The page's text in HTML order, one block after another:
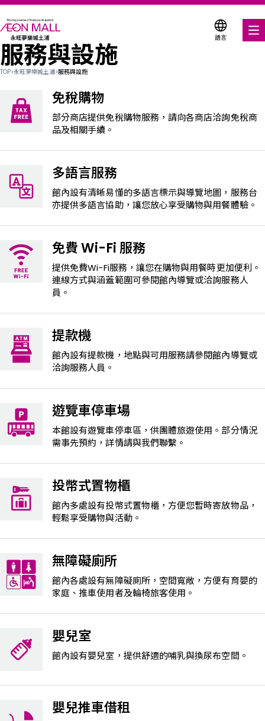
語言
美食饗宴
各式商店優惠券
關於我們
搜尋永旺夢樂城
服務與設施
TOP>永旺夢樂城土浦>服務與設施
免稅購物
部分商店提供免稅購物服務，請向各商店洽詢免稅商
品及相關手續。
多語言服務
館內設有清晰易懂的多語言標示與導覽地圖，服務台
亦提供多語言協助，讓您放心享受購物與用餐體驗。
免費 Wi-Fi 服務
提供免費Wi-Fi服務，讓您在購物與用餐時更加便利。
連線方式與涵蓋範圍可參閱館內導覽或洽詢服務人
員。
提款機
館內設有提款機，地點與可用服務請參閱館內導覽或
洽詢服務人員。
遊覽車停車場
本館設有遊覽車停車區，供團體旅遊使用。部分情況
需事先預約，詳情請與我們聯繫。
投幣式置物櫃
館內多處設有投幣式置物櫃，方便您暫時寄放物品，
輕鬆享受購物與活動。
無障礙廁所
館內各處設有無障礙廁所，空間寬敞，方便有育嬰的
家庭、推車使用者及輪椅旅客使用。
嬰兒室
館內設有嬰兒室，提供舒適的哺乳與換尿布空間。
嬰兒推車借租